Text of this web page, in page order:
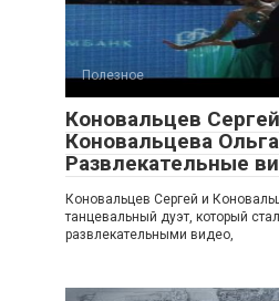
Полезное
Коновальцев
Коновальцева
Развлекательные
Коновальцев Сергей и
танцевальный дуэт, который
развлекательными видео,